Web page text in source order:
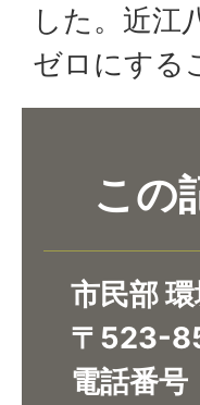
した。近江
ゼロにする
この
市民部
〒523-
電話番